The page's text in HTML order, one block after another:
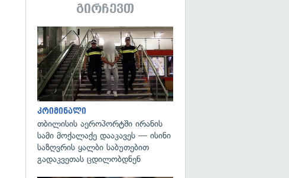
გირჩევთ
კრიმინალი
თბილისის აეროპორტში ირანის
სამი მოქალაქე დააკავეს — ისინი
საზღვრის ყალბი საბუთებით
გადაკვეთას ცდილობდნენ